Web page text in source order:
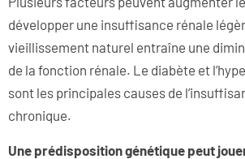
développer une insuffisance rénale
vieillissement naturel entraîne une
de la fonction rénale. Le diabète et
sont les principales causes de
chronique.
Une prédisposition génétique peut